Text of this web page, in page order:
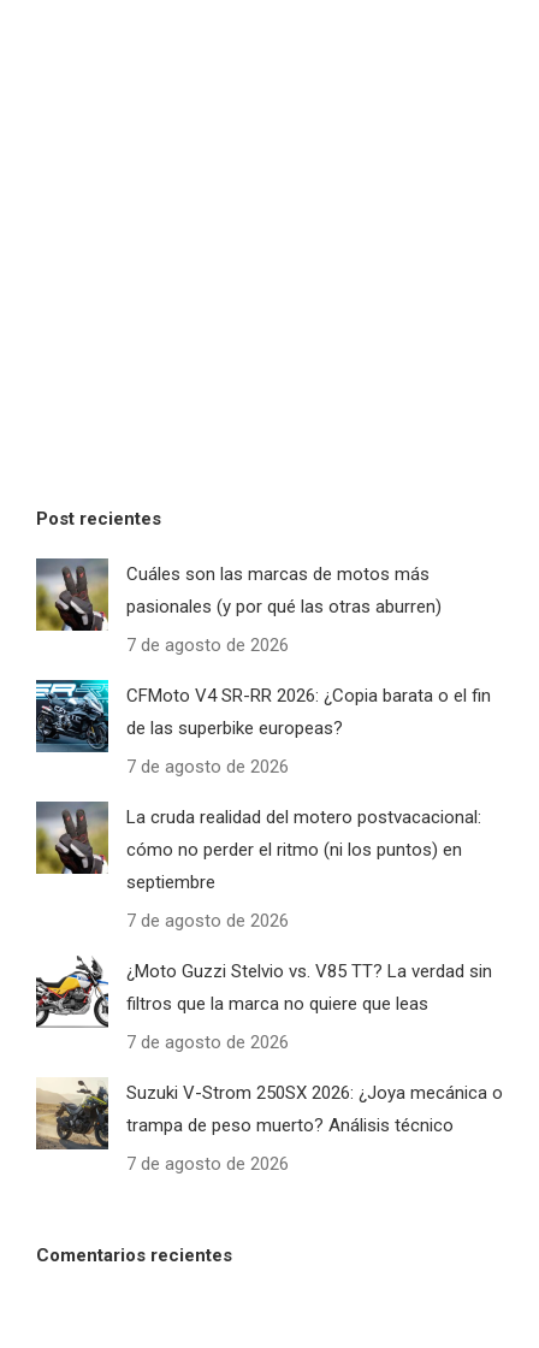
Post recientes
Cuáles son las marcas de motos más
pasionales (y por qué las otras aburren)
7 de agosto de 2026
CFMoto V4 SR-RR 2026: ¿Copia barata o el fin
de las superbike europeas?
7 de agosto de 2026
La cruda realidad del motero postvacacional:
cómo no perder el ritmo (ni los puntos) en
septiembre
7 de agosto de 2026
¿Moto Guzzi Stelvio vs. V85 TT? La verdad sin
filtros que la marca no quiere que leas
7 de agosto de 2026
Suzuki V-Strom 250SX 2026: ¿Joya mecánica o
trampa de peso muerto? Análisis técnico
7 de agosto de 2026
Comentarios recientes